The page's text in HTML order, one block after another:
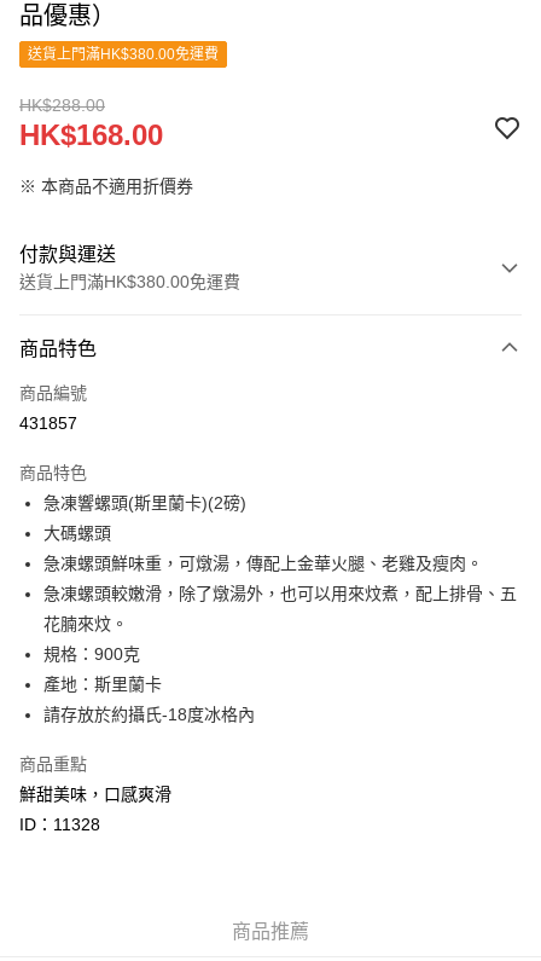
品優惠）
送貨上門滿HK$380.00免運費
HK$288.00
HK$168.00
※ 本商品不適用折價券
付款與運送
送貨上門滿HK$380.00免運費
信用卡
Apple Pay
AlipayHK
PayMe
WeChat Pay
BoC Pay
其他轉帳方式
相關說明
豐銀行戶口：652-589300-838 收款人：PREMIER FOOD LTD 請於24小時
內將付款金額存入以上其中一個戶口，付款後請將收據或成功轉帳畫面截圖
並WhatsApp 90719878 或電郵eshop@premierfood.com.hk，我們在收到
付款訊息後會盡快安排送貨。
送貨方式
冷凍送貨到家 (需與常溫乾產品分開下單) 不包括偏遠地區：南丫
島、長洲、坪洲、等離島地區及禁區
商品特色
商品編號
431857
商品特色
急凍響螺頭(斯里蘭卡)(2磅)
大碼螺頭
急凍螺頭鮮味重，可燉湯，傳配上金華火腿、老雞及瘦肉。
急凍螺頭較嫩滑，除了燉湯外，也可以用來炆煮，配上排骨、五
花腩來炆。
規格：900克
產地：斯里蘭卡
請存放於約攝氏-18度冰格內
商品重點
鮮甜美味，口感爽滑
ID：11328
商品推薦